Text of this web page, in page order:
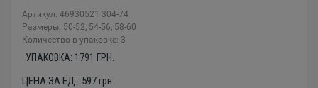
Артикул: 46930521 304-74
Размеры: 50-52, 54-56, 58-60
Количество в упаковке: 3
УПАКОВКА: 1791 ГРН.
ЦЕНА ЗА ЕД.: 597грн.